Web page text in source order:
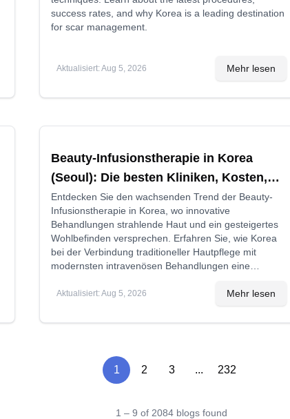
success rates, and why Korea is a leading destination
for scar management.
Aktualisiert: Aug 5, 2026 Mehr lesen
Beauty-Infusionstherapie in Korea
(Seoul): Die besten Kliniken, Kosten,
Behandlungsarten und mehr
Entdecken Sie den wachsenden Trend der Beauty-
Infusionstherapie in Korea, wo innovative
Behandlungen strahlende Haut und ein gesteigertes
Wohlbefinden versprechen. Erfahren Sie, wie Korea
bei der Verbindung traditioneller Hautpflege mit
modernsten intravenösen Behandlungen eine
Aktualisiert: Aug 5, 2026 Mehr lesen
1 2 3 ... 232
1 – 9 of 2084 blogs found